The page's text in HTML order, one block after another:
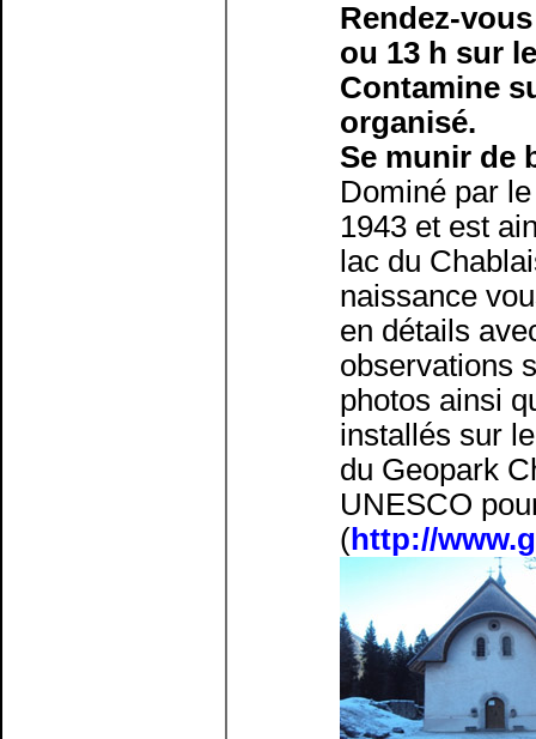
Rendez-
ou 13 h sur
Contamine
organisé.
Se munir de
Dominé par
1943 et est
lac du
naissance
en détails
observations
photos ainsi
installés sur
du Geopark
UNESCO
(http://